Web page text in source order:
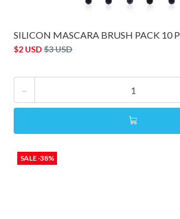
SILICON MASCARA BRUSH PACK 10
$2 USD $3 USD
-
SALE -38%